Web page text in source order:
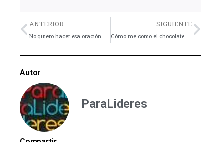
Previo
ANTERIOR
No quiero hacer esa oración – Reflexión por Guillermo Bernaldez
SIGUIENTE
Cómo me como el chocolate – Dinámica
Autor
ParaLideres